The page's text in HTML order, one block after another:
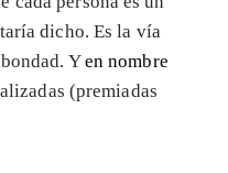
dicho. Es la vía
Yen nombre
(premiadas